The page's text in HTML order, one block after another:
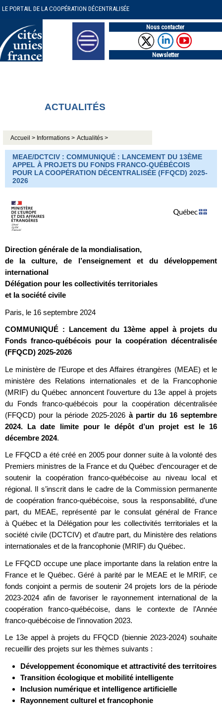
LE PORTAIL DE LA COOPÉRATION DÉCENTRALISÉE
Nous contacter
Newsletter
ACTUALITÉS
Accueil > Informations > Actualités >
MEAE/DCTCIV : COMMUNIQUÉ : LANCEMENT DU 13ÈME
APPEL À PROJETS DU FONDS FRANCO-QUÉBÉCOIS
POUR LA COOPÉRATION DÉCENTRALISÉE (FFQCD) 2025-
2026
Direction générale de la mondialisation,
de la culture, de l’enseignement et du développement
international
Délégation pour les collectivités territoriales
et la société civile
Paris, le 16 septembre 2024
COMMUNIQUÉ : Lancement du 13ème appel à projets du
Fonds franco-québécois pour la coopération décentralisée
(FFQCD) 2025-2026
Le ministère de l’Europe et des Affaires étrangères (MEAE) et le
ministère des Relations internationales et de la Francophonie
(MRIF) du Québec annoncent l’ouverture du 13e appel à projets
du Fonds franco-québécois pour la coopération décentralisée
(FFQCD) pour la période 2025-2026 à partir du 16 septembre
2024. La date limite pour le dépôt d’un projet est le 16
décembre 2024.
Le FFQCD a été créé en 2005 pour donner suite à la volonté des
Premiers ministres de la France et du Québec d’encourager et de
soutenir la coopération franco-québécoise au niveau local et
régional. Il s’inscrit dans le cadre de la Commission permanente
de coopération franco-québécoise, sous la responsabilité, d’une
part, du MEAE, représenté par le consulat général de France
à Québec et la Délégation pour les collectivités territoriales et la
société civile (DCTCIV) et d’autre part, du Ministère des relations
internationales et de la francophonie (MRIF) du Québec.
Le FFQCD occupe une place importante dans la relation entre la
France et le Québec. Géré à parité par le MEAE et le MRIF, ce
fonds conjoint a permis de soutenir 24 projets lors de la période
2023-2024 afin de favoriser le rayonnement international de la
coopération franco-québécoise, dans le contexte de l’Année
franco-québécoise de l’innovation 2023.
Le 13e appel à projets du FFQCD (biennie 2023-2024) souhaite
recueillir des projets sur les thèmes suivants :
Développement économique et attractivité des territoires
Transition écologique et mobilité intelligente
Inclusion numérique et intelligence artificielle
Rayonnement culturel et francophonie